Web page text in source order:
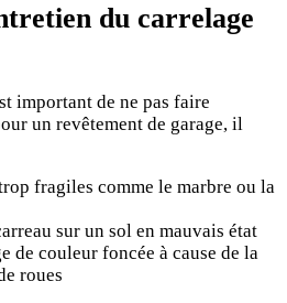
du carrelage
important de ne pas faire
un revêtement de garage, il
fragiles comme le marbre ou la
sur un sol en mauvais état
de couleur foncée à cause de la
roues